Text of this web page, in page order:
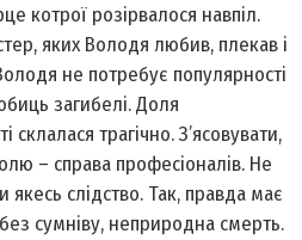
котрої розірвалося навпіл.
яких Володя любив, плекав і
не потребує популярності
загибелі. Доля
склалася трагічно. З’ясовувати,
– справа професіоналів. Не
слідство. Так, правда має
сумніву, неприродна смерть.